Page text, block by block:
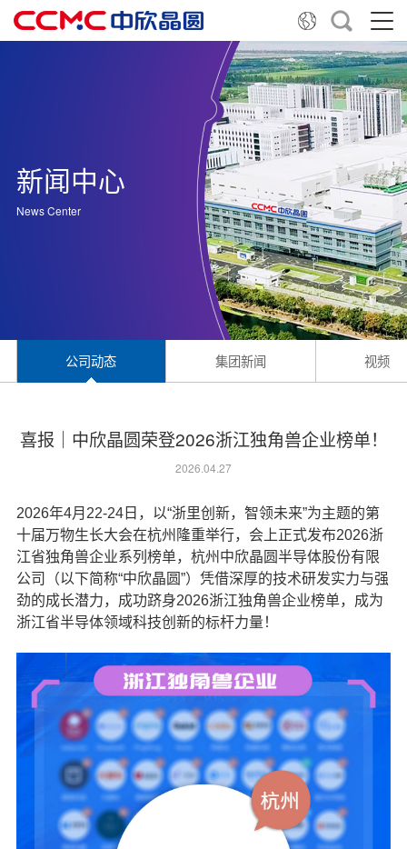
新闻中心
News Center
公司动态 集团新闻 视频中
喜报｜中欣晶圆荣登2026浙江独角兽企业榜单！
2026.04.27
2026年4月22-24日，以“浙里创新，智领未来”为主题的第
十届万物生长大会在杭州隆重举行，会上正式发布2026浙
江省独角兽企业系列榜单，杭州中欣晶圆半导体股份有限
公司（以下简称“中欣晶圆”）凭借深厚的技术研发实力与强
劲的成长潜力，成功跻身2026浙江独角兽企业榜单，成为
浙江省半导体领域科技创新的标杆力量！